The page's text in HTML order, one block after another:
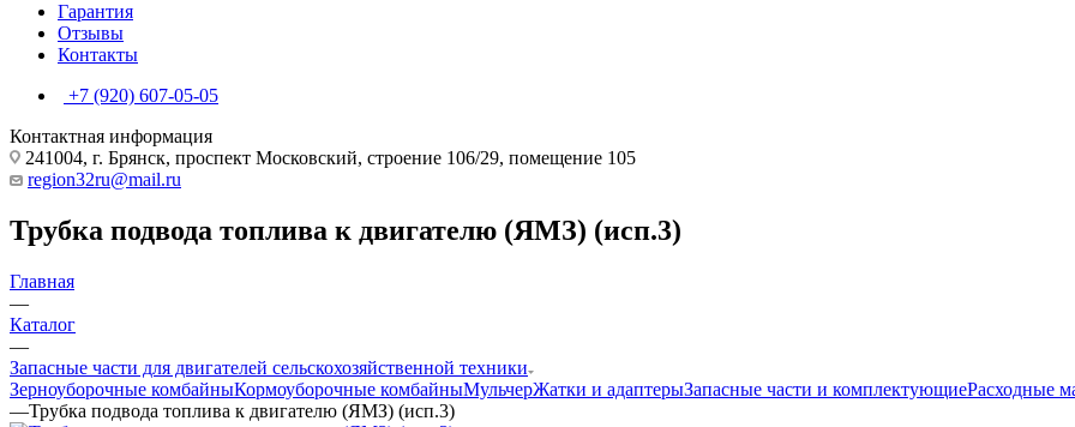
Гарантия
Отзывы
Контакты
+7 (920) 607-05-05
Контактная информация
241004, г. Брянск, проспект Московский, строение 106/29, помещение 105
region32ru@mail.ru
Трубка подвода топлива к двигателю (ЯМЗ) (исп.3)
Главная
—
Каталог
—
Запасные части для двигателей сельскохозяйственной техники
Зерноуборочные комбайныКормоуборочные комбайныМульчерЖатки и адаптерыЗапасные части и комплектующиеРасходные
—Трубка подвода топлива к двигателю (ЯМЗ) (исп.3)